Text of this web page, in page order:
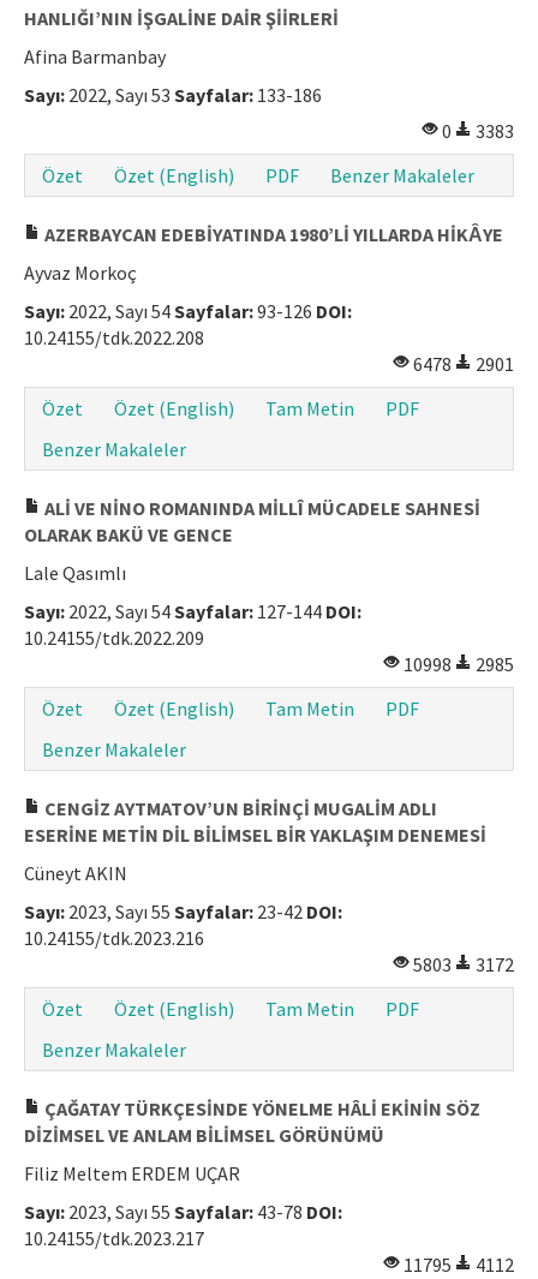
HANLIĞI’NIN İŞGALİNE DAİR ŞİİRLERİ
Afina Barmanbay
Sayı: 2022, Sayı 53 Sayfalar: 133-186
0
3383
Özet
Özet (English) PDF Benzer Makaleler
AZERBAYCAN EDEBİYATINDA 1980’Lİ YILLARDA HİKȂYE
Ayvaz Morkoç
Sayı: 2022, Sayı 54Sayfalar:93-126 DOI:
10.24155/tdk.2022.208
6478
2901
Özet
Özet (English) Tam Metin
PDF
Benzer Makaleler
ALİ VE NİNO ROMANINDA MİLLÎ MÜCADELE SAHNESİ
OLARAK BAKÜ VE GENCE
Lale Qasımlı
Sayı: 2022, Sayı 54Sayfalar: 127-144 DOI:
10.24155/tdk.2022.209
10998
2985
Özet
Özet (English) Tam Metin
PDF
Benzer Makaleler
CENGİZ AYTMATOV’UN BİRİNÇİ MUGALİM ADLI
ESERİNE METİN DİL BİLİMSEL BİR YAKLAŞIM DENEMESİ
Cüneyt AKIN
Sayı: 2023, Sayı 55 Sayfalar: 23-42 DOI:
10.24155/tdk.2023.216
5803
3172
Özet
Özet (English) Tam Metin
PDF
Benzer Makaleler
ÇAĞATAY TÜRKÇESİNDE YÖNELME HÂLİ EKİNİN SÖZ
DİZİMSEL VE ANLAM BİLİMSEL GÖRÜNÜMÜ
Filiz Meltem ERDEM UÇAR
Sayı: 2023, Sayı 55 Sayfalar: 43-78 DOI:
10.24155/tdk.2023.217
11795
4112